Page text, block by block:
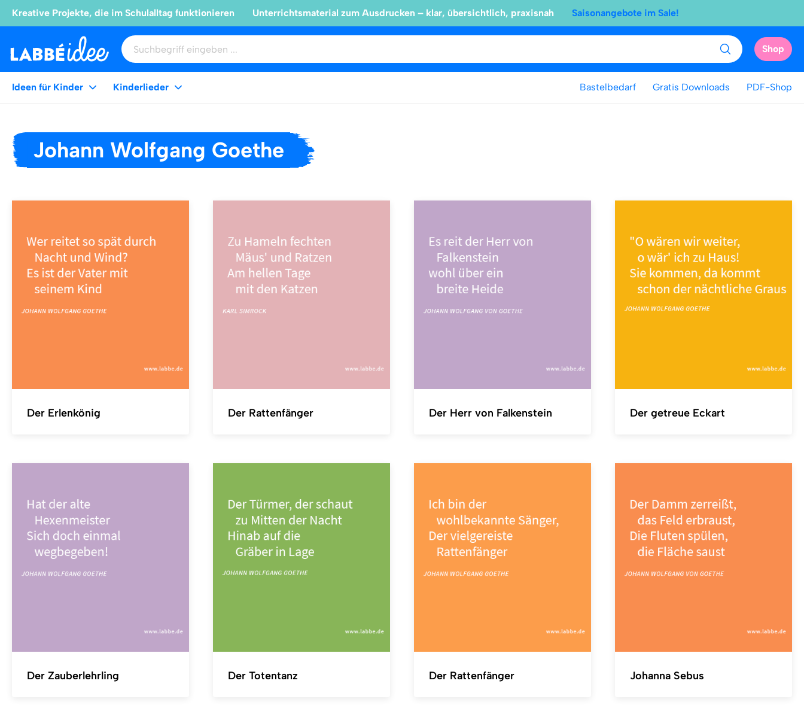
Kreative Projekte, die im Schulalltag funktionieren Unterrichtsmaterial zum Ausdrucken – klar, übersichtlich, praxisnah Saisonangebote im Sale!
Shop
Ideen für Kinder Kinderlieder Bastelbedarf Gratis Downloads PDF-Shop
Johann Wolfgang Goethe
Der Erlenkönig Der Rattenfänger Der Herr von Falkenstein Der getreue Eckart
Der Zauberlehrling Der Totentanz Der Rattenfänger Johanna Sebus